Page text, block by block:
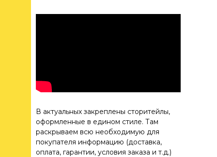
В актуальных закреплены сторитейлы,
оформленные в едином стиле. Там
раскрываем всю необходимую для
покупателя информацию (доставка,
оплата, гарантии, условия заказа и т.д.)
БУДЬ В ТЕМЕ
МАРКЕТИНГА
Полезные статьи для бизнеса,
развлекательные посты про
нашу жизнь, кейсы и все